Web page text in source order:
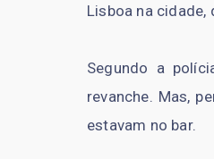
Lisboa na cidade,
Segundo a
revanche. Mas,
estavam no bar.